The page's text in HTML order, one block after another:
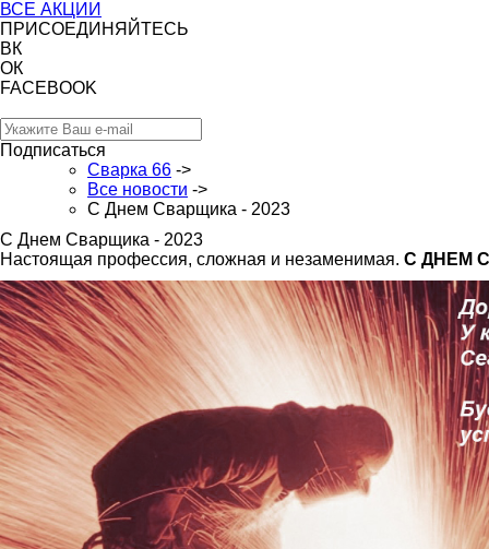
ВСЕ АКЦИИ
ПРИСОЕДИНЯЙТЕСЬ
ВК
ОК
FACEBOOK
Подписаться
Сварка 66 ->
Все новости ->
С Днем Сварщика - 2023
С Днем Сварщика - 2023
Настоящая профессия, сложная и незаменимая. С ДНЕМ